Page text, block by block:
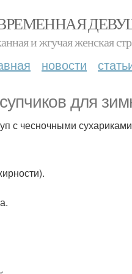
и жгучая женская
новости
для
с чесночными